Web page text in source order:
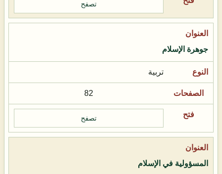
تصفح
جوهرة الإسلام
تربية
82
تصفح
المسؤولية في الإسلام